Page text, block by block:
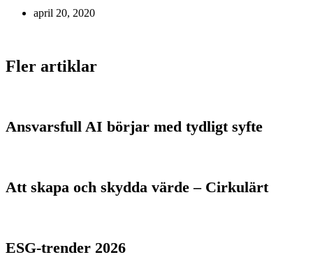
april 20, 2020
Fler artiklar
Ansvarsfull AI börjar med tydligt syfte
Att skapa och skydda värde – Cirkulärt
ESG-trender 2026